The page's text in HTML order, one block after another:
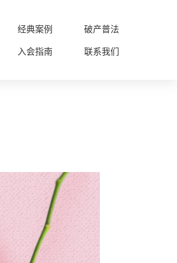
经典案例
破产普法
入会指南 联系我们